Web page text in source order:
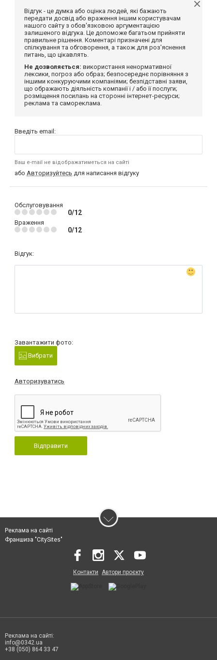
Відгук - це думка або оцінка людей, які бажають
передати досвід або враження іншим користувачам
нашого сайту з обов'язковою аргументацією
залишеного відгука. Це допоможе багатьом прийняти
правильне рішення. Коментарі призначені для
спілкування та обговорення, а також для роз'яснення
питань, що цікавлять.
Не дозволяється: використання ненормативної
лексики, погроз або образ; безпосереднє порівняння з
іншими конкуруючими компаніями; безпідставні заяви,
що ображають діяльність компанії і / або її послуги;
розміщення посилань на сторонні інтернет-ресурси;
реклама та самореклама.
Введіть email:
Ваш e-mail не відображатиметься на сайті
або Авторизуйтесь для написання відгуку
Обслуговування
0/12
Враження
0/12
Відгук:
Завантажити фото:
Вибрати
Авторизуватись
Відправити
Реклама на сайті
Франшиза "CitySites"
Контакти Автори проєкту
Реклама на сайті:
info@0342.ua
+38 (050) 864 33 47